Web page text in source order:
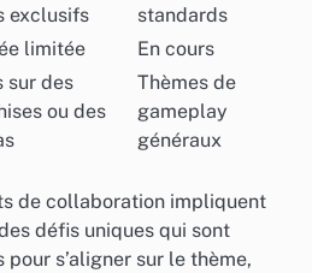
exclusifs
standards
limitée En cours
sur des
ou des
Thèmes de
gameplay
généraux
de collaboration impliquent
défis uniques qui sont
s’aligner sur le thème,